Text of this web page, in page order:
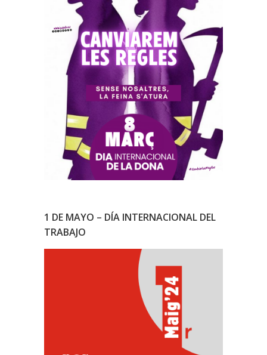
1 DE MAYO – DÍA INTERNACIONAL DEL
TRABAJO